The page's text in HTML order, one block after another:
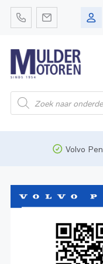
Onderdelen
Bedrijfsvaart
Volvo